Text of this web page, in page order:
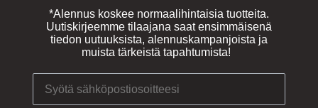
*Alennus koskee normaalihintaisia tuotteita.
Uutiskirjeemme tilaajana saat ensimmäisenä
tiedon uutuuksista, alennuskampanjoista ja
muista tärkeistä tapahtumista!
Email address